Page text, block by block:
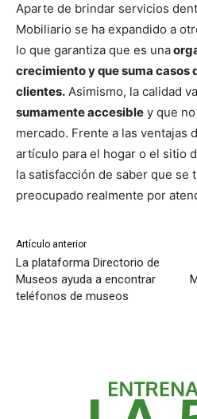
Aparte de brindar servicios
Mobiliario se ha expandido a
lo que garantiza que es una
crecimiento y que suma casos
clientes. Asimismo, la calidad
sumamente accesible y que
mercado. Frente a las ventajas
artículo para el hogar o el sitio
la satisfacción de saber que se
preocupado realmente por
Artículo anterior
La plataforma Directorio de
Museos ayuda a encontrar
teléfonos de museos